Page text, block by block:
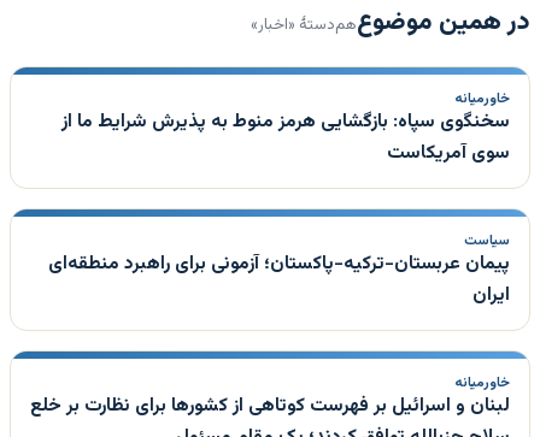
در همین موضوعهم‌دستهٔ «اخبار»
خاورمیانه
سخنگوی سپاه: بازگشایی هرمز منوط به پذیرش شرایط ما از
سوی آمریکاست
سیاست
پیمان عربستان-ترکیه-پاکستان؛ آزمونی برای راهبرد منطقه‌ای
ایران
خاورمیانه
لبنان و اسرائیل بر فهرست کوتاهی از کشورها برای نظارت بر خلع